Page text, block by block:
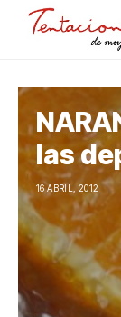
las
16 ABRIL, 2012